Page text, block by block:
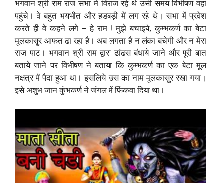
भगवान श्री राम राज सभा में विराज रहे थे उसी समय विभीषण वहां
पहुंचे। वे बहुत भयभीत और हडबड़ी में लग रहे थे। सभा में प्रवेश
करते ही वे कहने लगे – हे राम ! मुझे बचाइये, कुम्भकर्ण का बेटा
मूलकासुर आफत ढा रहा है। अब लगता है न लंका बचेगी और न मेरा
राज पाट। भगवान श्री राम द्वारा ढांढस बंधाये जाने और पूरी बात
बताये जाने पर विभीषण ने बताया कि कुम्भकर्ण का एक बेटा मूल
नक्षत्र में पैदा हुआ था। इसलिये उस का नाम मूलकासुर रखा गया।
इसे अशुभ जान कुंभकर्ण ने जंगल में फिंकवा दिया था।